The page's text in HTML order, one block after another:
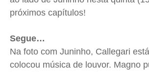
próximos capítulos!
Segue…
Na foto com Juninho, Callegari
colocou música de louvor. Magno